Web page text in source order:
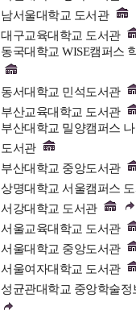
남서울대학교 도서관
대구교육대학교 도서관
동국대학교 WISE캠퍼스
동서대학교 민석도서관
부산교육대학교 도서관
부산대학교 밀양캠퍼스
도서관
부산대학교 중앙도서관
상명대학교 서울캠퍼스
서강대학교 도서관
서울교육대학교 도서관
서울대학교 중앙도서관
서울여자대학교 도서관
성균관대학교 중앙학술